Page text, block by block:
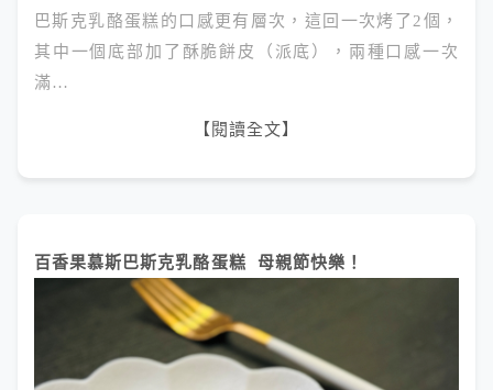
巴斯克乳酪蛋糕的口感更有層次，這回一次烤了2個，
其中一個底部加了酥脆餅皮（派底），兩種口感一次
滿…
【閱讀全文】
百香果慕斯巴斯克乳酪蛋糕 母親節快樂！